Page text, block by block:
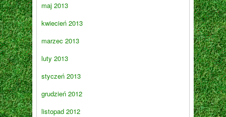
maj 2013
kwiecień 2013
marzec 2013
luty 2013
styczeń 2013
grudzień 2012
listopad 2012